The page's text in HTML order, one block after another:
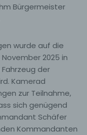
Bürgermeister
wurde auf die
2025 in
der
Kamerad
zur Teilnahme,
sich genügend
Schäfer
Kommandanten